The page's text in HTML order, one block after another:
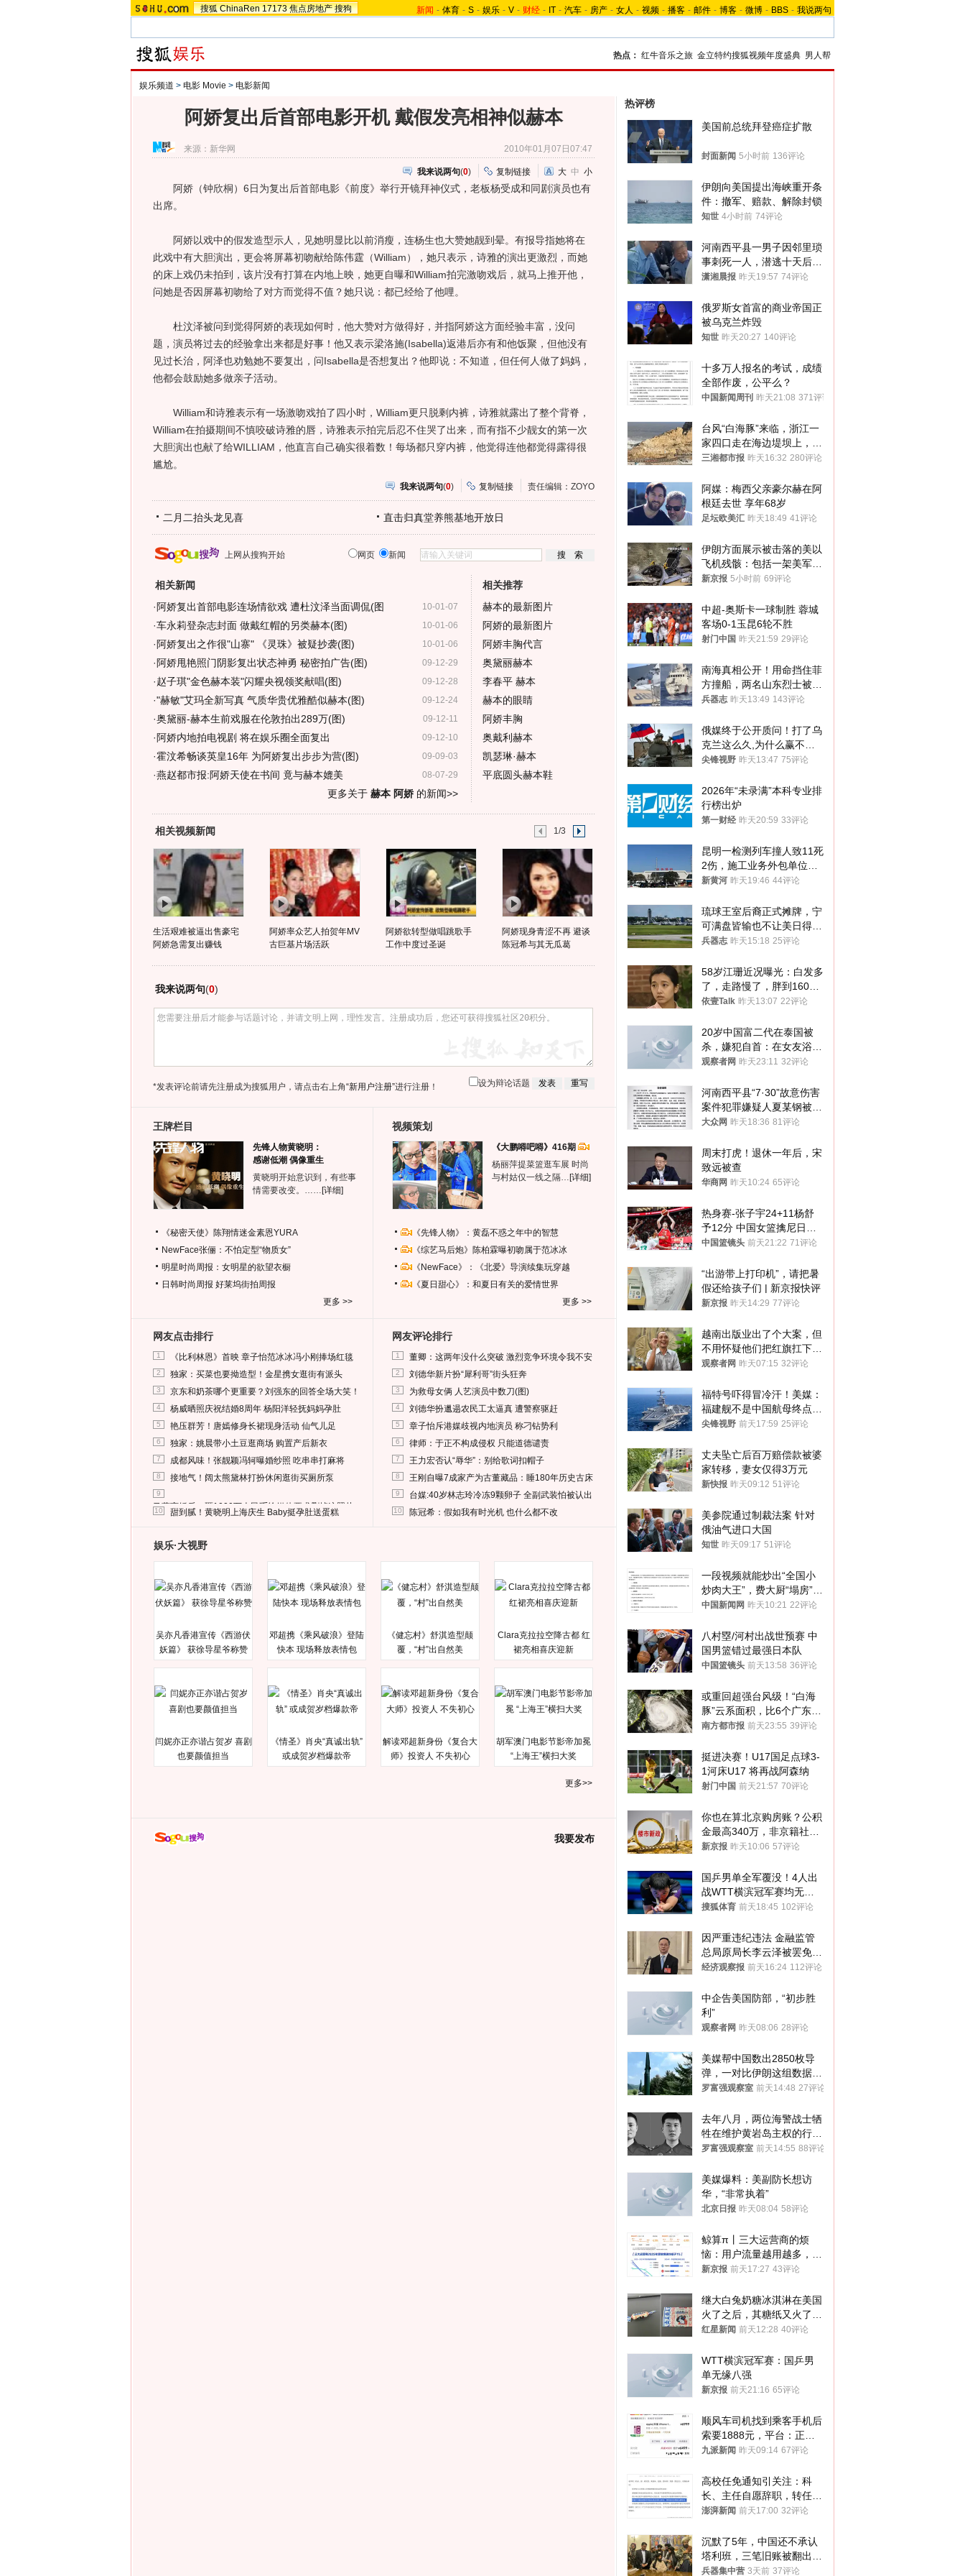
搜狐 ChinaRen 17173 焦点房地产 搜狗 新闻 - 体育 - S - 娱乐 - V - 财经 - IT - 汽车 - 房产 - 女人 - 视频 - 播客 - 邮件 - 博客 - 微博 - BBS - 我说两句
热点： 红牛音乐之旅 金立特约搜狐视频年度盛典 男人帮
娱乐频道 > 电影 Movie > 电影新闻
阿娇复出后首部电影开机 戴假发亮相神似赫本
来源： 新华网 2010年01月07日07:47
我来说两句(0) 复制链接 大 中 小
阿娇（钟欣桐）6日为复出后首部电影《前度》举行开镜拜神仪式，老板杨受成和同剧演员也有
出席。
阿娇以戏中的假发造型示人，见她明显比以前消瘦，连杨生也大赞她靓到晕。有报导指她将在
此戏中有大胆演出，更会将屏幕初吻献给陈伟霆（William），她只表示，诗雅的演出更激烈，而她
的床上戏仍未拍到，该片没有打算在内地上映，她更自曝和William拍完激吻戏后，就马上推开他，
问她是否因屏幕初吻给了对方而觉得不值？她只说：都已经给了他哩。
杜汶泽被问到觉得阿娇的表现如何时，他大赞对方做得好，并指阿娇这方面经验丰富，没问
题，演员将过去的经验拿出来都是好事！他又表示梁洛施(Isabella)返港后亦有和他饭聚，但他没有
见过长治，阿泽也劝勉她不要复出，问Isabella是否想复出？他即说：不知道，但任何人做了妈妈，
他都会鼓励她多做亲子活动。
William和诗雅表示有一场激吻戏拍了四小时，William更只脱剩内裤，诗雅就露出了整个背脊，
William在拍摄期间不慎咬破诗雅的唇，诗雅表示拍完后忍不住哭了出来，而有指不少靓女的第一次
大胆演出也献了给WILLIAM，他直言自己确实很着数！每场都只穿内裤，他觉得连他都觉得露得很
尴尬。
我来说两句(0) 复制链接 责任编辑：ZOYO
二月二抬头龙见喜 直击归真堂养熊基地开放日
上网从搜狗开始 网页 新闻
相关新闻
10-01-07
· 阿娇复出首部电影连场情欲戏 遭杜汶泽当面调侃(图
10-01-06
·车永莉登杂志封面 做戴红帽的另类赫本(图)
10-01-06
· 阿娇复出之作很"山寨" 《灵珠》被疑抄袭(图)
09-12-29
· 阿娇甩艳照门阴影复出状态神勇 秘密拍广告(图)
09-12-28
·赵子琪"金色赫本装"闪耀央视领奖献唱(图)
09-12-24
·"赫敏"艾玛全新写真 气质华贵优雅酷似赫本(图)
09-12-11
·奥黛丽-赫本生前戏服在伦敦拍出289万(图)
09-12-10
· 阿娇内地拍电视剧 将在娱乐圈全面复出
09-09-03
·霍汶希畅谈英皇16年 为阿娇复出步步为营(图)
08-07-29
·燕赵都市报:阿娇天使在书间 竟与赫本媲美
更多关于 赫本 阿娇的新闻>>
相关推荐
赫本的最新图片
阿娇的最新图片
阿娇丰胸代言
奥黛丽赫本
李春平 赫本
赫本的眼睛
阿娇丰胸
奥戴利赫本
凯瑟琳·赫本
平底圆头赫本鞋
相关视频新闻 1/3
生活艰难被逼出售豪宅
阿娇急需复出赚钱
阿娇率众艺人拍贺年MV
古巨基片场活跃
阿娇欲转型做唱跳歌手
工作中度过圣诞
阿娇现身青涩不再 避谈
陈冠希与其无瓜葛
我来说两句(0)
*发表评论前请先注册成为搜狐用户，请点击右上角“新用户注册”进行注册！ 设为辩论话题
王牌栏目
先锋人物黄晓明：
感谢低潮 偶像重生
黄晓明开始意识到，有些事
情需要改变。…… [详细]
《秘密天使》陈翔情迷金素恩YURA
NewFace张俪：不怕定型“物质女”
明星时尚周报：女明星的欲望衣橱
日韩时尚周报 好莱坞街拍周报
更多 >>
视频策划
《大鹏嘚吧嘚》416期
杨丽萍提菜篮逛车展 时尚
与村姑仅一线之隔… [详细]
《先锋人物》：黄磊不惑之年中的智慧
《综艺马后炮》陈柏霖曝初吻属于范冰冰
《NewFace》：《北爱》导演续集玩穿越
《夏日甜心》：和夏日有关的爱情世界
更多 >>
网友点击排行
1 《比利林恩》首映 章子怡范冰冰冯小刚捧场红毯
2 独家：买菜也要拗造型！金星携女逛街有派头
3 京东和奶茶哪个更重要？刘强东的回答全场大笑！
4 杨威晒照庆祝结婚8周年 杨阳洋轻抚妈妈孕肚
5 艳压群芳！唐嫣修身长裙现身活动 仙气儿足
6 独家：姚晨带小土豆逛商场 购置产后新衣
7 成都风味！张靓颖冯轲曝婚纱照 吃串串打麻将
8 接地气！阔太熊黛林打扮休闲逛街买厕所泵
9
马蓉离婚后，砸1000万人民币给媒体要求删掉这照片
10 甜到腻！黄晓明上海庆生 Baby挺孕肚送蛋糕
网友评论排行
1 董卿：这两年没什么突破 激烈竞争环境令我不安
2 刘德华新片扮“犀利哥”街头狂奔
3 为救母女俩 人艺演员中数刀(图)
4 刘德华扮邋遢农民工太逼真 遭警察驱赶
5 章子怡斥港媒歧视内地演员 称刁钻势利
6 律师：于正不构成侵权 只能道德谴责
7 王力宏否认“辱华”：别给歌词扣帽子
8 王刚自曝7成家产为古董藏品：睡180年历史古床
9 台媒:40岁林志玲冷冻9颗卵子 全副武装怕被认出
10 陈冠希：假如我有时光机 也什么都不改
娱乐·大视野
吴亦凡香港宣传《西游伏
妖篇》 获徐导星爷称赞
邓超携《乘风破浪》登陆
快本 现场释放表情包
《健忘村》舒淇造型颠
覆，“村”出自然美
Clara克拉拉空降古都 红
裙亮相喜庆迎新
闫妮亦正亦谐占贺岁 喜剧
也要颜值担当
《情圣》肖央“真诚出轨”
或成贺岁档爆款帝
解读邓超新身份《复合大
师》投资人 不失初心
胡军澳门电影节影帝加冕
“上海王”横扫大奖
更多>>
我要发布
热评榜
美国前总统拜登癌症扩散
封面新闻 5小时前 136评论
伊朗向美国提出海峡重开条
件：撤军、赔款、解除封锁
知世 4小时前 74评论
河南西平县一男子因邻里琐
事刺死一人，潜逃十天后在
十多公里外一片玉米地里落
潇湘晨报 昨天19:57 74评论
俄罗斯女首富的商业帝国正
被乌克兰炸毁
知世 昨天20:27 140评论
十多万人报名的考试，成绩
全部作废，公平么？
中国新闻周刊 昨天21:08 371评论
台风“白海豚”来临，浙江一
家四口走在海边堤坝上，其
中9岁男孩被巨浪卷入海
三湘都市报 昨天16:32 280评论
阿媒：梅西父亲豪尔赫在阿
根廷去世 享年68岁
足坛欧美汇 昨天18:49 41评论
伊朗方面展示被击落的美以
飞机残骸：包括一架美军F-
15战斗机残骸以及多架无人
新京报 5小时前 69评论
中超-奥斯卡一球制胜 蓉城
客场0-1玉昆6轮不胜
射门中国 昨天21:59 29评论
南海真相公开！用命挡住菲
方撞船，两名山东烈士被授
武警最高荣誉
兵器志 昨天13:49 143评论
俄媒终于公开质问！打了乌
克兰这么久,为什么赢不了?
答案令人沉默
尖锋视野 昨天13:47 75评论
2026年“未录满”本科专业排
行榜出炉
第一财经 昨天20:59 33评论
昆明一检测列车撞人致11死
2伤，施工业务外包单位被
罚1.5万元，国铁昆明局被
新黄河 昨天19:46 44评论
琉球王室后裔正式摊牌，宁
可满盘皆输也不让美日得
逞，中国成关键
兵器志 昨天15:18 25评论
58岁江珊近况曝光：白发多
了，走路慢了，胖到160
斤，没单位也没退休金
依壹Talk 昨天13:07 22评论
20岁中国富二代在泰国被
杀，嫌犯自首：在女友浴室
看到他
观察者网 昨天23:11 32评论
河南西平县“7·30”故意伤害
案件犯罪嫌疑人夏某钢被抓
获
大众网 昨天18:36 81评论
周末打虎！退休一年后，宋
致远被查
华商网 昨天10:24 65评论
热身赛-张子宇24+11杨舒
予12分 中国女篮擒尼日利
亚
中国篮镜头 前天21:22 71评论
“出游带上打印机”，请把暑
假还给孩子们 | 新京报快评
新京报 昨天14:29 77评论
越南出版业出了个大案，但
不用怀疑他们把红旗扛下去
的决心
观察者网 昨天07:15 32评论
福特号吓得冒冷汗！美媒：
福建舰不是中国航母终点，
而是新起点！
尖锋视野 前天17:59 25评论
丈夫坠亡后百万赔偿款被婆
家转移，妻女仅得3万元
新快报 昨天09:12 51评论
美参院通过制裁法案 针对
俄油气进口大国
知世 昨天09:17 51评论
一段视频就能炒出“全国小
炒肉大王”，费大厨“塌房”了
吗？
中国新闻网 昨天10:21 22评论
八村塁/河村出战世预赛 中
国男篮错过最强日本队
中国篮镜头 前天13:58 36评论
或重回超强台风级！“白海
豚”云系面积，比6个广东还
大！深圳官方：注意这件事
南方都市报 前天23:55 39评论
挺进决赛！U17国足点球3-
1河床U17 将再战阿森纳
射门中国 前天21:57 70评论
你也在算北京购房账？公积
金最高340万，非京籍社保
1年
新京报 昨天10:06 57评论
国乒男单全军覆没！4人出
战WTT横滨冠军赛均无缘
八强
搜狐体育 前天18:45 102评论
因严重违纪违法 金融监管
总局原局长李云泽被罢免全
国人大代表
经济观察报 前天16:24 112评论
中企告美国防部，“初步胜
利”
观察者网 昨天08:06 28评论
美媒帮中国数出2850枚导
弹，一对比伊朗这组数据，
发现出大事了
罗富强观察室 前天14:48 27评论
去年八月，两位海警战士牺
牲在维护黄岩岛主权的行动
中
罗富强观察室 前天14:55 88评论
美媒爆料：美副防长想访
华，“非常执着”
北京日报 昨天08:04 58评论
鲸算π丨三大运营商的烦
恼：用户流量越用越多，收
入却越来越少
新京报 前天17:27 43评论
继大白兔奶糖冰淇淋在美国
火了之后，其糖纸又火了！
海外博主盛赞：平面设计经
红星新闻 前天12:28 40评论
WTT横滨冠军赛：国乒男
单无缘八强
新京报 前天21:16 65评论
顺风车司机找到乘客手机后
索要1888元，平台：正和
司机沟通协商
九派新闻 昨天09:14 67评论
高校任免通知引关注：科
长、主任自愿辞职，转任思
政辅导员
澎湃新闻 前天17:00 32评论
沉默了5年，中国还不承认
塔利班，三笔旧账被翻出，
最大风险出现
兵器集中营 3天前 37评论